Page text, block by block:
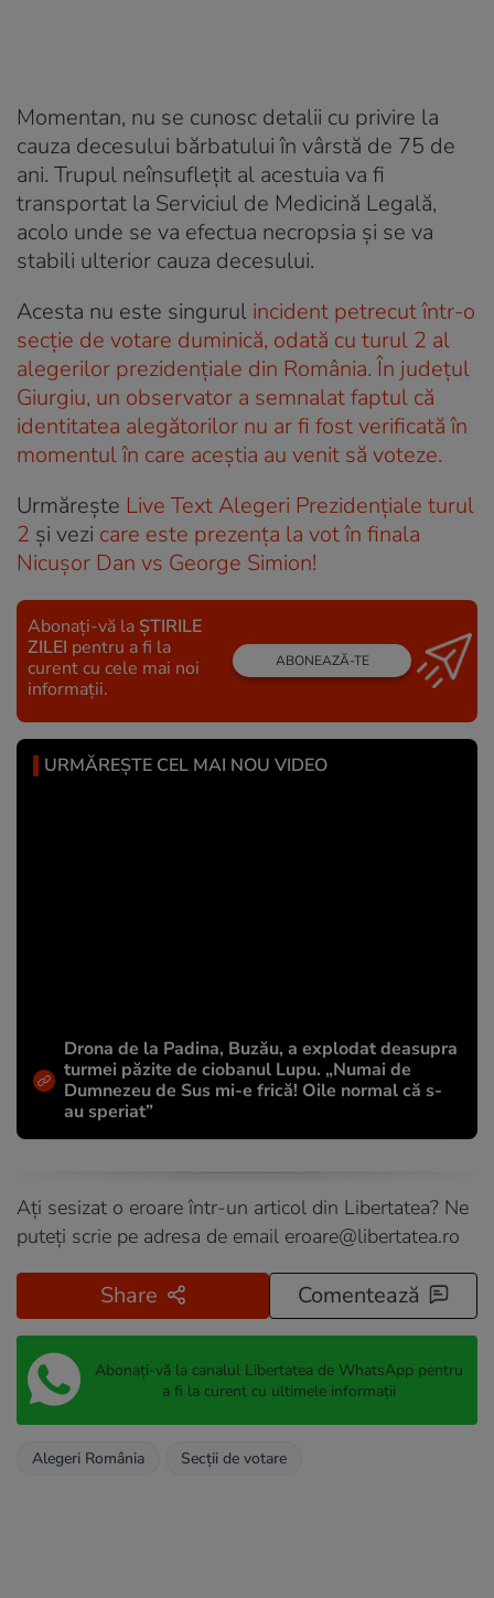
Momentan, nu se cunosc detalii cu privire la
cauza decesului bărbatului în vârstă de 75 de
ani. Trupul neînsuflețit al acestuia va fi
transportat la Serviciul de Medicină Legală,
acolo unde se va efectua necropsia și se va
stabili ulterior cauza decesului.
Acesta nu este singurul incident petrecut într-o
secție de votare duminică, odată cu turul 2 al
alegerilor prezidențiale din România. În județul
Giurgiu, un observator a semnalat faptul că
identitatea alegătorilor nu ar fi fost verificată în
momentul în care aceștia au venit să voteze.
Urmărește Live Text Alegeri Prezidențiale turul
2 și vezi care este prezența la vot în finala
Nicușor Dan vs George Simion!
Abonați-vă la ȘTIRILE
ZILEI pentru a fi la
curent cu cele mai noi
informații.
ABONEAZĂ-TE
URMĂREȘTE CEL MAI NOU VIDEO
Drona de la Padina, Buzău, a explodat deasupra
turmei păzite de ciobanul Lupu. „Numai de
Dumnezeu de Sus mi-e frică! Oile normal că s-
au speriat”
Ați sesizat o eroare într-un articol din Libertatea? Ne
puteți scrie pe adresa de email eroare@libertatea.ro
Share Comentează
Abonați-vă la canalul Libertatea de WhatsApp pentru
a fi la curent cu ultimele informații
Alegeri România Secții de votare